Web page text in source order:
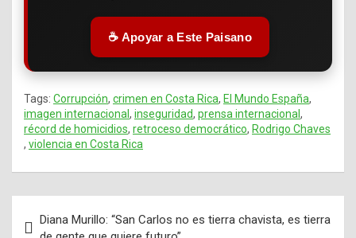
☕ Apoyar a Este Paisano
Tags: Corrupción, crimen en Costa Rica, El Mundo España,
imagen internacional , inseguridad, prensa internacional ,
récord de homicidios, retroceso democrático, Rodrigo Chaves
, violencia en Costa Rica
Diana Murillo: “San Carlos no es tierra chavista, es tierra